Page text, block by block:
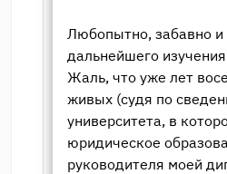
Любопытно, забавно и
дальнейшего
Жаль, что уже лет
живых (судя по
университета, в
юридическое
руководителя моей